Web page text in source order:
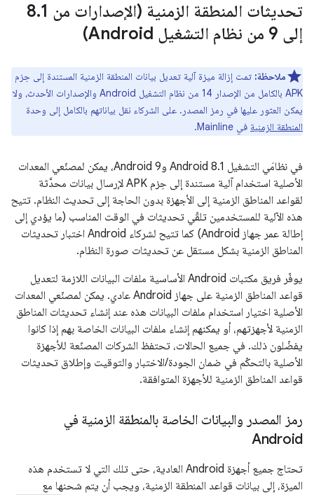
تحديثات المنطقة الزمنية (الإصدارات من 8 .1
إلى 9 من نظام التشغيل Android)
ملاحظة: تمت إزالة ميزة آلية تعديل بيانات المنطقة الزمنية المستندة إلى حِزم
APK بالكامل من الإصدار 14 من نظام التشغيل Android والإصدارات الأحدث، ولا
يمكن العثور عليها في رمز المصدر. على الشركاء نقل بياناتهم بالكامل إلى وحدة
المنطقة الزمنية في Mainline.
في نظامَي التشغيل Android 8.1 وAndroid 9، يمكن لمصنّعي المعدات
الأصلية استخدام آلية مستندة إلى حِزم APK لإرسال بيانات محدَّثة
لقواعد المناطق الزمنية إلى الأجهزة بدون الحاجة إلى تحديث النظام. تتيح
هذه الآلية للمستخدمين تلقّي تحديثات في الوقت المناسب (ما يؤدي إلى
إطالة عمر جهاز Android) كما تتيح لشركاء Android اختبار تحديثات
المناطق الزمنية بشكل مستقل عن تحديثات صورة النظام.
يوفّر فريق مكتبات Android الأساسية ملفات البيانات اللازمة لتعديل
قواعد المناطق الزمنية على جهاز Android عادي. يمكن لمصنّعي المعدات
الأصلية اختيار استخدام ملفات البيانات هذه عند إنشاء تحديثات المناطق
الزمنية لأجهزتهم، أو يمكنهم إنشاء ملفات البيانات الخاصة بهم إذا كانوا
يفضّلون ذلك. في جميع الحالات، تحتفظ الشركات المصنّعة للأجهزة
الأصلية بالتحكّم في ضمان الجودة/الاختبار والتوقيت وإطلاق تحديثات
قواعد المناطق الزمنية للأجهزة المتوافقة.
رمز المصدر والبيانات الخاصة بالمنطقة الزمنية في
Android
تحتاج جميع أجهزة Android العادية، حتى تلك التي لا تستخدم هذه
الميزة، إلى بيانات قواعد المنطقة الزمنية، ويجب أن يتم شحنها مع